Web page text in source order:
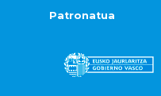
Patronatua